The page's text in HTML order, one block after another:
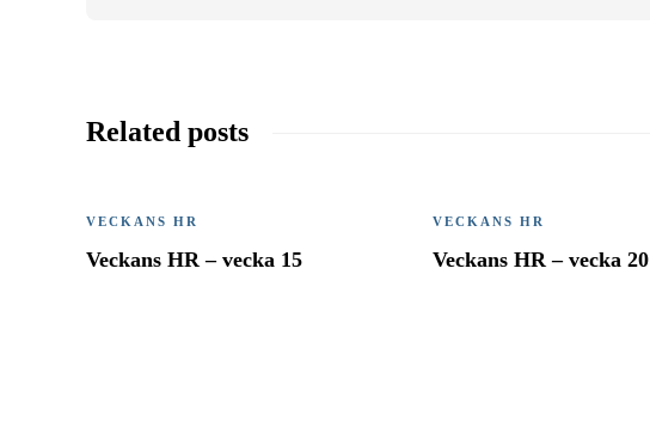
Related posts
VECKANS HR
Veckans HR – vecka 15
VECKANS HR
Veckans HR – vecka 20